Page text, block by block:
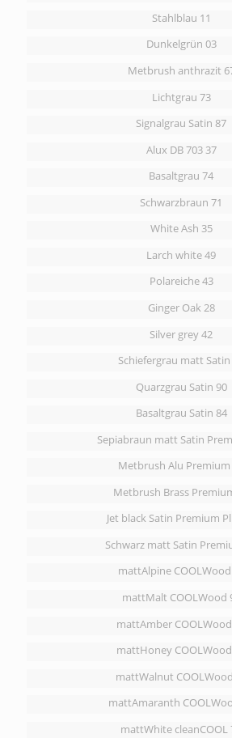
Stahlblau 11
Dunkelgrün 03
Metbrush anthrazit
Lichtgrau 73
Signalgrau Satin 87
Alux DB 703 37
Basaltgrau 74
Schwarzbraun 71
White Ash 35
Larch white 49
Polareiche 43
Ginger Oak 28
Silver grey 42
Schiefergrau matt Satin
Quarzgrau Satin 90
Basaltgrau Satin 84
Sepiabraun matt Satin
Metbrush Alu Premium
Metbrush Brass
Jet black Satin Premium
Schwarz matt Satin
mattAlpine
mattMalt COOLWood
mattAmber
mattHoney
mattWalnut
mattAmaranth
mattWhite cleanCOOL